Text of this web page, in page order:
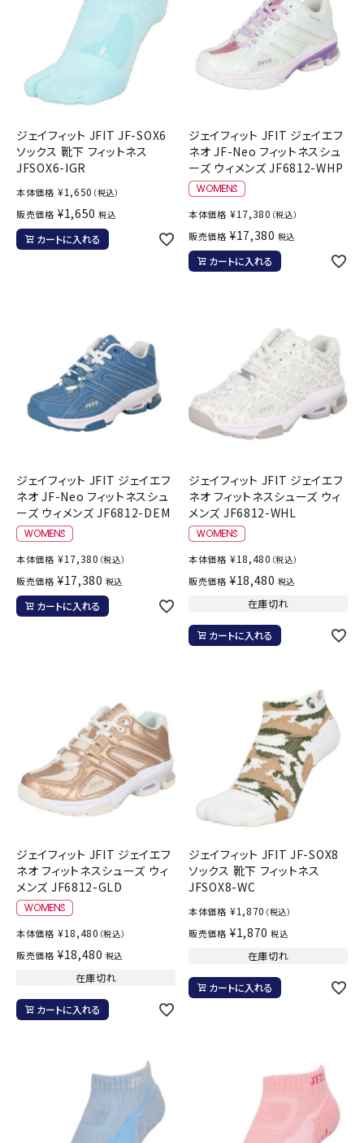
ジェイフィット JFIT JF-SOX6
ソックス 靴下 フィットネス
JFSOX6-IGR
本体価格 ¥1,650 （税込）
販売価格 ¥1,650 税込
カートに入れる
ジェイフィット JFIT ジェイエフ
ネオ JF-Neo フィットネスシュ
ーズ ウィメンズ JF6812-WHP
本体価格 ¥17,380 （税込）
販売価格 ¥17,380 税込
カートに入れる
ジェイフィット JFIT ジェイエフ
ネオ JF-Neo フィットネスシュ
ーズ ウィメンズ JF6812-DEM
本体価格 ¥17,380 （税込）
販売価格 ¥17,380 税込
カートに入れる
ジェイフィット JFIT ジェイエフ
ネオ フィットネスシューズ ウィ
メンズ JF6812-WHL
本体価格 ¥18,480 （税込）
販売価格 ¥18,480 税込
在庫切れ
カートに入れる
ジェイフィット JFIT ジェイエフ
ネオ フィットネスシューズ ウィ
メンズ JF6812-GLD
本体価格 ¥18,480 （税込）
販売価格 ¥18,480 税込
在庫切れ
カートに入れる
ジェイフィット JFIT JF-SOX8
ソックス 靴下 フィットネス
JFSOX8-WC
本体価格 ¥1,870 （税込）
販売価格 ¥1,870 税込
在庫切れ
カートに入れる